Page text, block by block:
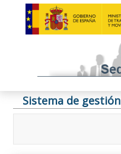
Sistema de